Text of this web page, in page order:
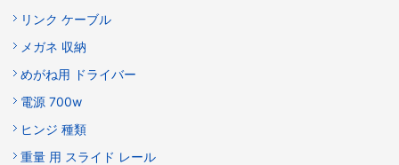
リンク ケーブル
メガネ 収納
めがね用 ドライバー
電源 700w
ヒンジ 種類
重量 用 スライド レール